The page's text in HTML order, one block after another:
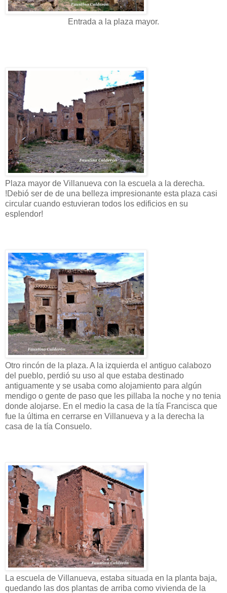
Entrada a la plaza mayor.
Plaza mayor de Villanueva con la escuela a la derecha.
!Debió ser de de una belleza impresionante esta plaza casi
circular cuando estuvieran todos los edificios en su
esplendor!
Otro rincón de la plaza. A la izquierda el antiguo calabozo
del pueblo, perdió su uso al que estaba destinado
antiguamente y se usaba como alojamiento para algún
mendigo o gente de paso que les pillaba la noche y no tenia
donde alojarse. En el medio la casa de la tía Francisca que
fue la última en cerrarse en Villanueva y a la derecha la
casa de la tía Consuelo.
La escuela de Villanueva, estaba situada en la planta baja,
quedando las dos plantas de arriba como vivienda de la